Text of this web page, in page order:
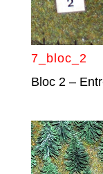
7_bloc_2
Bloc 2 –